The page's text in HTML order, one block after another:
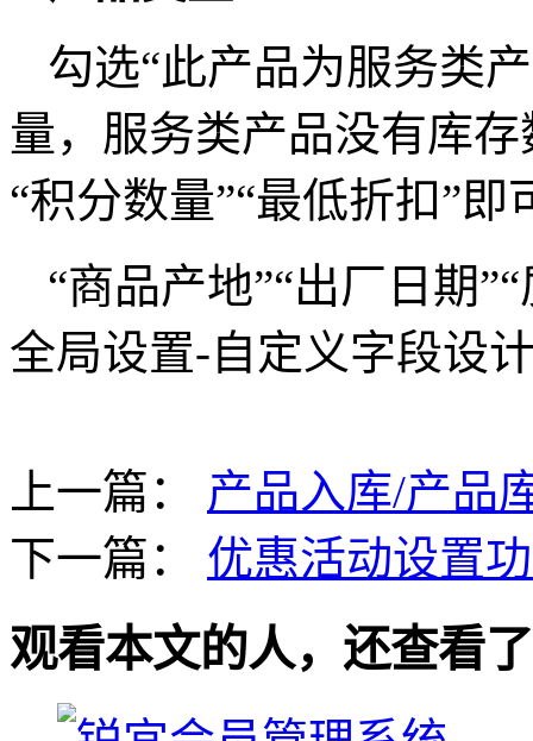
勾选“此产品为服务类
量，服务类产品没有库
“积分数量”“最低折扣”即
“商品产地”“出厂日期
全局设置-自定义字段设
上一篇： 产品入库/产品
下一篇： 优惠活动设置
观看本文的人，还查看